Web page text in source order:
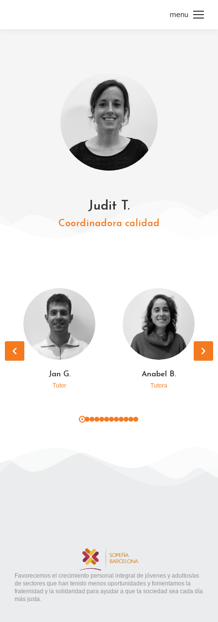
menu
Judit T.
Coordinadora calidad
Jan G.
Tutor
Anabel B.
Tutora
Favorecemos el crecimiento personal integral de jóvenes y adultos/as
de sectores que han tenido menos oportunidades y fomentamos la
fraternidad y la solidaridad para ayudar a que la sociedad sea cada día
más justa.